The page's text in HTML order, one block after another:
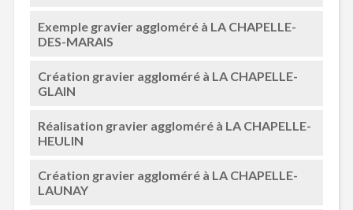
Exemple gravier aggloméré à LA CHAPELLE-
DES-MARAIS
Création gravier aggloméré à LA CHAPELLE-
GLAIN
Réalisation gravier aggloméré à LA CHAPELLE-
HEULIN
Création gravier aggloméré à LA CHAPELLE-
LAUNAY